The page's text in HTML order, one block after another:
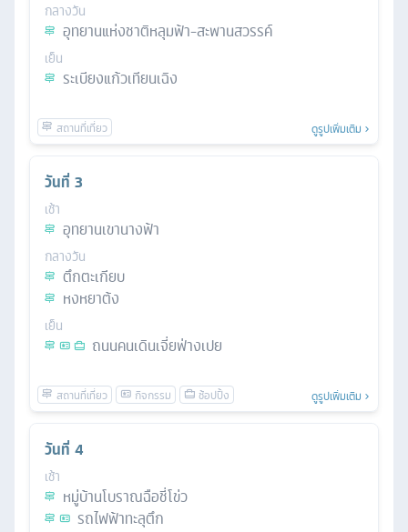
กลางวัน
อุทยานแห่งชาติหลุมฟ้า-สะพานสวรรค์
เย็น
ระเบียงแก้วเทียนเฉิง
ดูรูปเพิ่มเติม
วันที่ 3
เช้า
อุทยานเขานางฟ้า
กลางวัน
ตึกตะเกียบ
หงหยาต้ง
เย็น
ถนนคนเดินเจี่ยฟ่างเปย
ดูรูปเพิ่มเติม
วันที่ 4
เช้า
หมู่บ้านโบราณฉือชี่โข่ว
รถไฟฟ้าทะลุตึก